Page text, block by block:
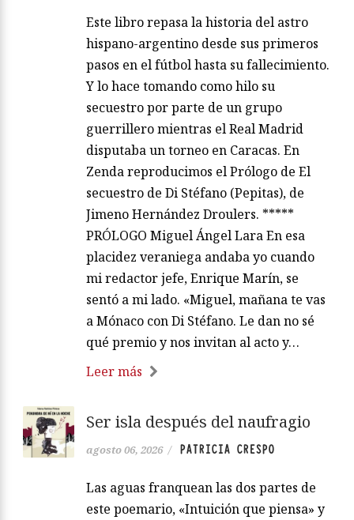
Este libro repasa la historia del astro
hispano-argentino desde sus primeros
pasos en el fútbol hasta su fallecimiento.
Y lo hace tomando como hilo su
secuestro por parte de un grupo
guerrillero mientras el Real Madrid
disputaba un torneo en Caracas. En
Zenda reproducimos el Prólogo de El
secuestro de Di Stéfano (Pepitas), de
Jimeno Hernández Droulers. *****
PRÓLOGO Miguel Ángel Lara En esa
placidez veraniega andaba yo cuando
mi redactor jefe, Enrique Marín, se
sentó a mi lado. «Miguel, mañana te vas
a Mónaco con Di Stéfano. Le dan no sé
qué premio y nos invitan al acto y…
Leer más
Ser isla después del naufragio
agosto 06, 2026 / PATRICIA CRESPO
Las aguas franquean las dos partes de
este poemario, «Intuición que piensa» y